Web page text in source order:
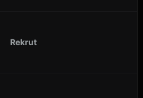
Rekrut